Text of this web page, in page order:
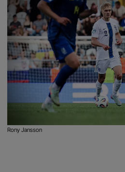
Rony Jansson